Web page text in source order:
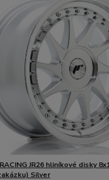
JR26 hliníkové disky
Silver